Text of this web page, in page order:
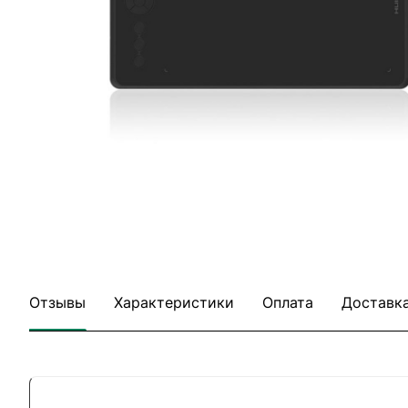
Отзывы Характеристики Оплата